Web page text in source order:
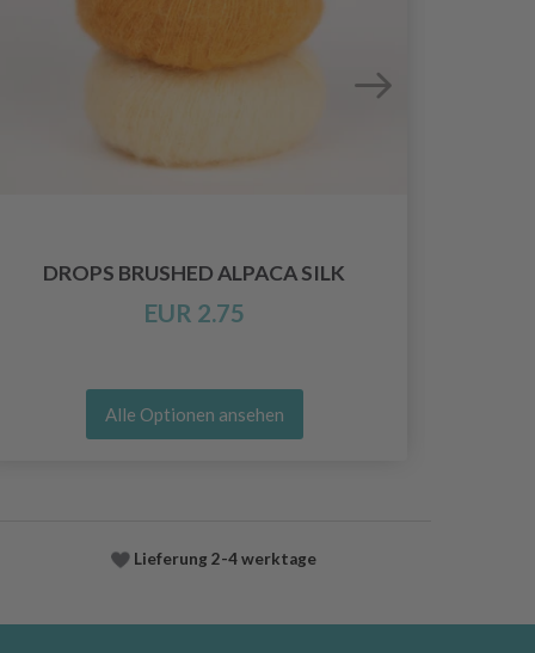
DROPS BRUSHED ALPACA SILK
EUR 2.75
Alle Optionen ansehen
Lieferung 2-4 werktage